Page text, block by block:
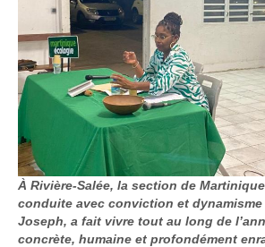
À Rivière-Salée, la section de
conduite avec conviction et dynamisme
Joseph, a fait vivre tout au long de
concrète, humaine et profondément